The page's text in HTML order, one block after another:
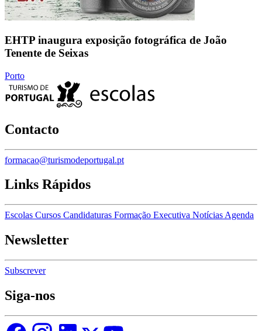
EHTP inaugura exposição fotográfica de João
Tenente de Seixas
Porto
Contacto
formacao@turismodeportugal.pt
Links Rápidos
Escolas Cursos Candidaturas Formação Executiva Notícias Agenda
Newsletter
Subscrever
Siga-nos